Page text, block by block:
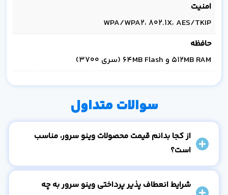
امنیت
WPA/WPA2، 802.1X، AES/TKIP
حافظه
512MB RAM و 64MB Flash (سری 3700)
سوالات متداول
از کجا بدانم قیمت محصولات وینو سرور، مناسب
است؟
شرایط انعطاف پذیر پرداختی وینو سرور به چه